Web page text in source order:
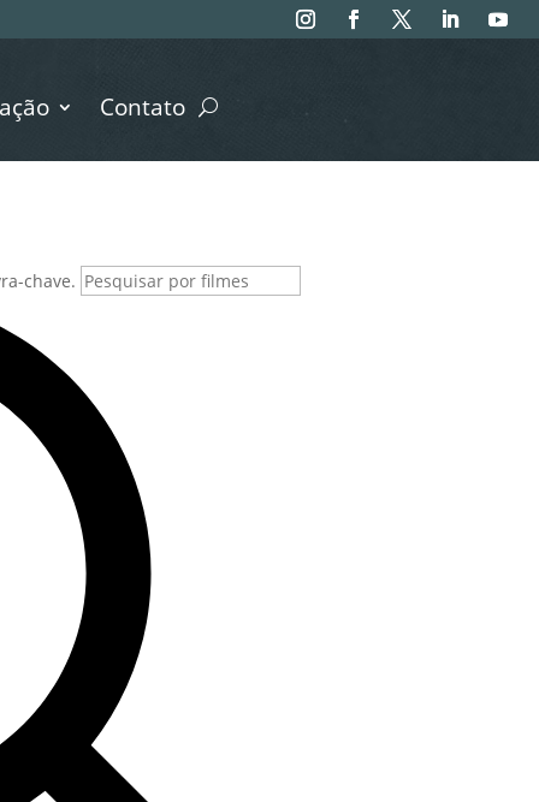
Contato
chave.